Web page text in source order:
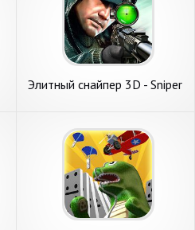
Элитный снайпер 3D - Sniper